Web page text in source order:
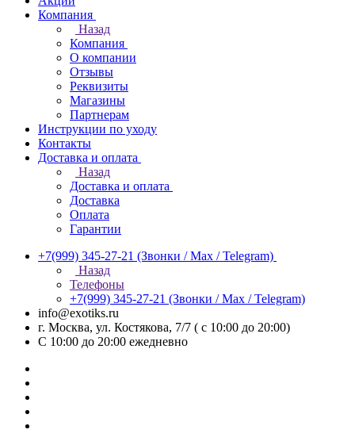
Компания
Назад
Компания
О компании
Отзывы
Реквизиты
Магазины
Партнерам
Инструкции по уходу
Контакты
Доставка и оплата
Назад
Доставка и оплата
Доставка
Оплата
Гарантии
+7(999) 345-27-21 (Звонки / Max / Telegram)
Назад
Телефоны
+7(999) 345-27-21 (Звонки / Max / Telegram)
info@exotiks.ru
г. Москва, ул. Костякова, 7/7 ( с 10:00 до 20:00)
С 10:00 до 20:00 ежедневно